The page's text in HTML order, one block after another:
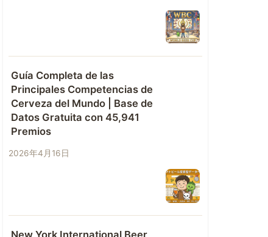
Guía Completa de las
Principales Competencias de
Cerveza del Mundo | Base de
Datos Gratuita con 45,941
Premios
2026年4月16日